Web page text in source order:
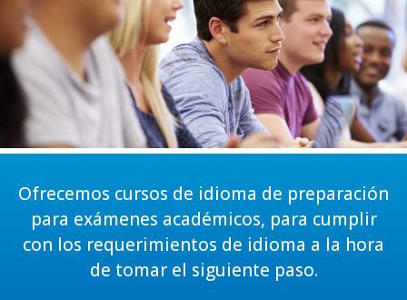
Ofrecemos cursos de idioma de preparación
para exámenes académicos, para cumplir
con los requerimientos de idioma a la hora
de tomar el siguiente paso.